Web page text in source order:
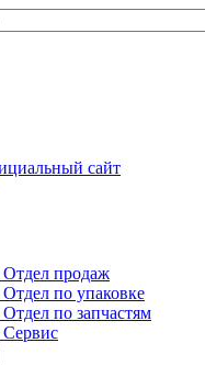
Отдел продаж
Отдел по упаковке
Отдел по запчастям
Сервис